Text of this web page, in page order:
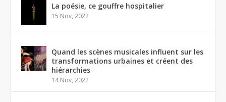
La poésie, ce gouffre hospitalier
15 Nov, 2022
Quand les scènes musicales influent sur les
transformations urbaines et créent des
hiérarchies
14 Nov, 2022